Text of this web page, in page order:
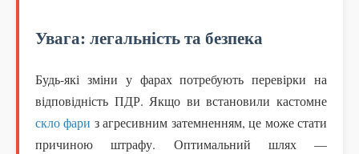
Увага: легальність та безпека
Будь-які зміни у фарах потребують перевірки на
відповідність ПДР. Якщо ви встановили кастомне
скло фари з агресивним затемненням, це може стати
причиною штрафу. Оптимальний шлях —